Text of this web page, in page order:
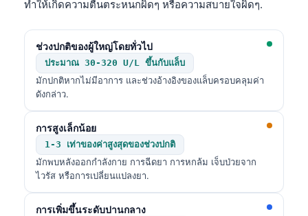
ทำให้เกิดความตื่นตระหนกผิดๆ หรือความสบายใจผิดๆ.
ช่วงปกติของผู้ใหญ่โดยทั่วไป
ประมาณ 30-320 U/L ขึ้นกับแล็บ
มักปกติหากไม่มีอาการ และช่วงอ้างอิงของแล็บครอบคลุมค่า
ดังกล่าว.
การสูงเล็กน้อย
1-3 เท่าของค่าสูงสุดของช่วงปกติ
มักพบหลังออกกำลังกาย การฉีดยา การหกล้ม เจ็บป่วยจาก
ไวรัส หรือการเปลี่ยนแปลงยา.
การเพิ่มขึ้นระดับปานกลาง